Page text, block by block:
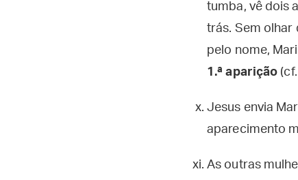
tumba, vê dois
trás. Sem olhar
pelo nome,
1.ª aparição (cf.
Jesus envia
aparecimento
As outras